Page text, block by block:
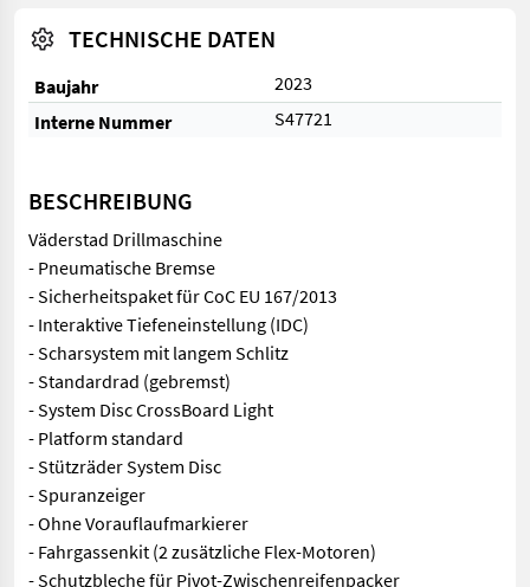
TECHNISCHE DATEN
Baujahr
2023
Interne Nummer
S47721
BESCHREIBUNG
Väderstad Drillmaschine
- Pneumatische Bremse
- Sicherheitspaket für CoC EU 167/2013
- Interaktive Tiefeneinstellung (IDC)
- Scharsystem mit langem Schlitz
- Standardrad (gebremst)
- System Disc CrossBoard Light
- Platform standard
- Stützräder System Disc
- Spuranzeiger
- Ohne Vorauflaufmarkierer
- Fahrgassenkit (2 zusätzliche Flex-Motoren)
- Schutzbleche für Pivot-Zwischenreifenpacker